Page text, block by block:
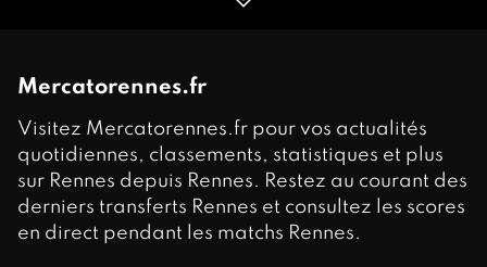
Mercatorennes.fr
Visitez Mercatorennes.fr pour vos actualités
quotidiennes, classements, statistiques et plus
sur Rennes depuis Rennes. Restez au courant des
derniers transferts Rennes et consultez les scores
en direct pendant les matchs Rennes.